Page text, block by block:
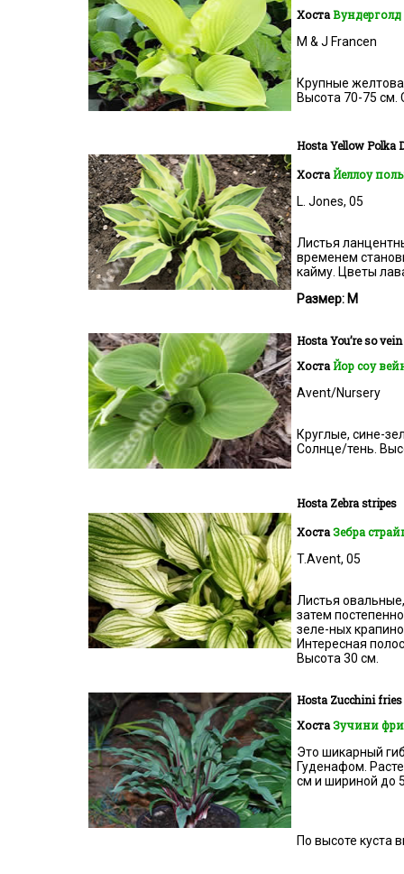
ХостаВундерголд
M & J Francen
Крупные
Высота 70-75 см.
HostaYellow Polka
Хоста Йеллоу
L. Jones, 05
Листья
временем
кайму. Цветы
Размер: M
HostaYou’re so vein
Хоста Йор соу
Avent/Nursery
Круглые, сине-
Солнце/тень.
Hosta Zebra stripes
ХостаЗебра
T.Avent, 05
Листья
затем
зеле-ных
Интересная
Высота 30 см.
Hosta Zucchini fries
ХостаЗучини
Это шикарный
Гуденафом.
см и шириной до
По высоте куста